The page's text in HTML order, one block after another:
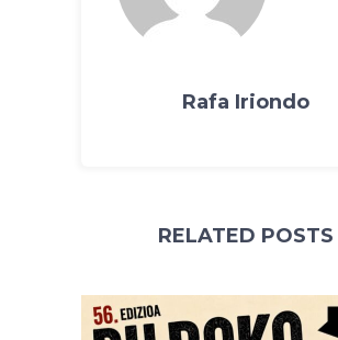
Rafa Iriondo
RELATED POSTS